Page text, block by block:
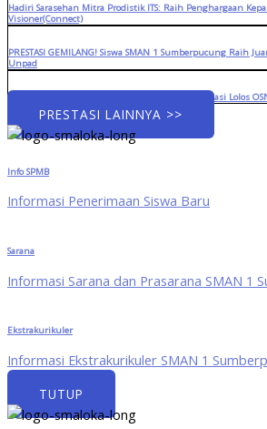
Hadiri Sarasehan Mitra Prodistik ITS: Raih Penghargaan
Visioner(Connect)
PRESTASI GEMILANG! Siswa SMAN 1 Sumberpucung Raih
Unpad
Menuju Panggung Provinsi: Tiga Siswa Berprestasi Lolos
PRESTASI LAINNYA >>
Info SPMB
Informasi Penerimaan Siswa Baru
Sarana
Informasi Sarana dan Prasarana SMAN 1
Ekstrakurikuler
Informasi Ekstrakurikuler SMAN 1
TUTUP